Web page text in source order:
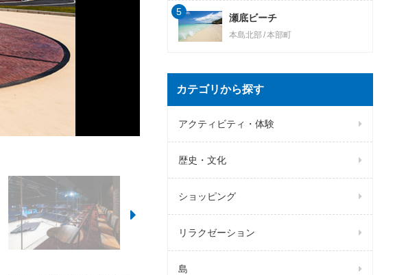
瀬底ビーチ
本島北部 本部町
5
カテゴリから探す
アクティビティ・体験
歴史・文化
ショッピング
リラクゼーション
島